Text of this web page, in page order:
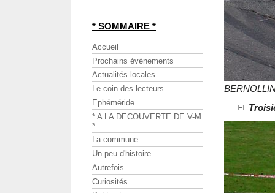
* SOMMAIRE *
Accueil
Prochains événements
Actualités locales
Le coin des lecteurs
Ephéméride
* A LA DECOUVERTE DE V-M
*
La commune
Un peu d'histoire
Autrefois
Curiosités